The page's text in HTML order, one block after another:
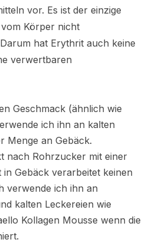
vor. Es ist der einzige
Körper nicht
hat Erythrit auch keine
verwertbaren
Geschmack (ähnlich wie
ich ihn an kalten
Menge an Gebäck.
nach Rohrzucker mit einer
Gebäck verarbeitet keinen
verwende ich ihn an
kalten Leckereien wie
Kollagen Mousse wenn die